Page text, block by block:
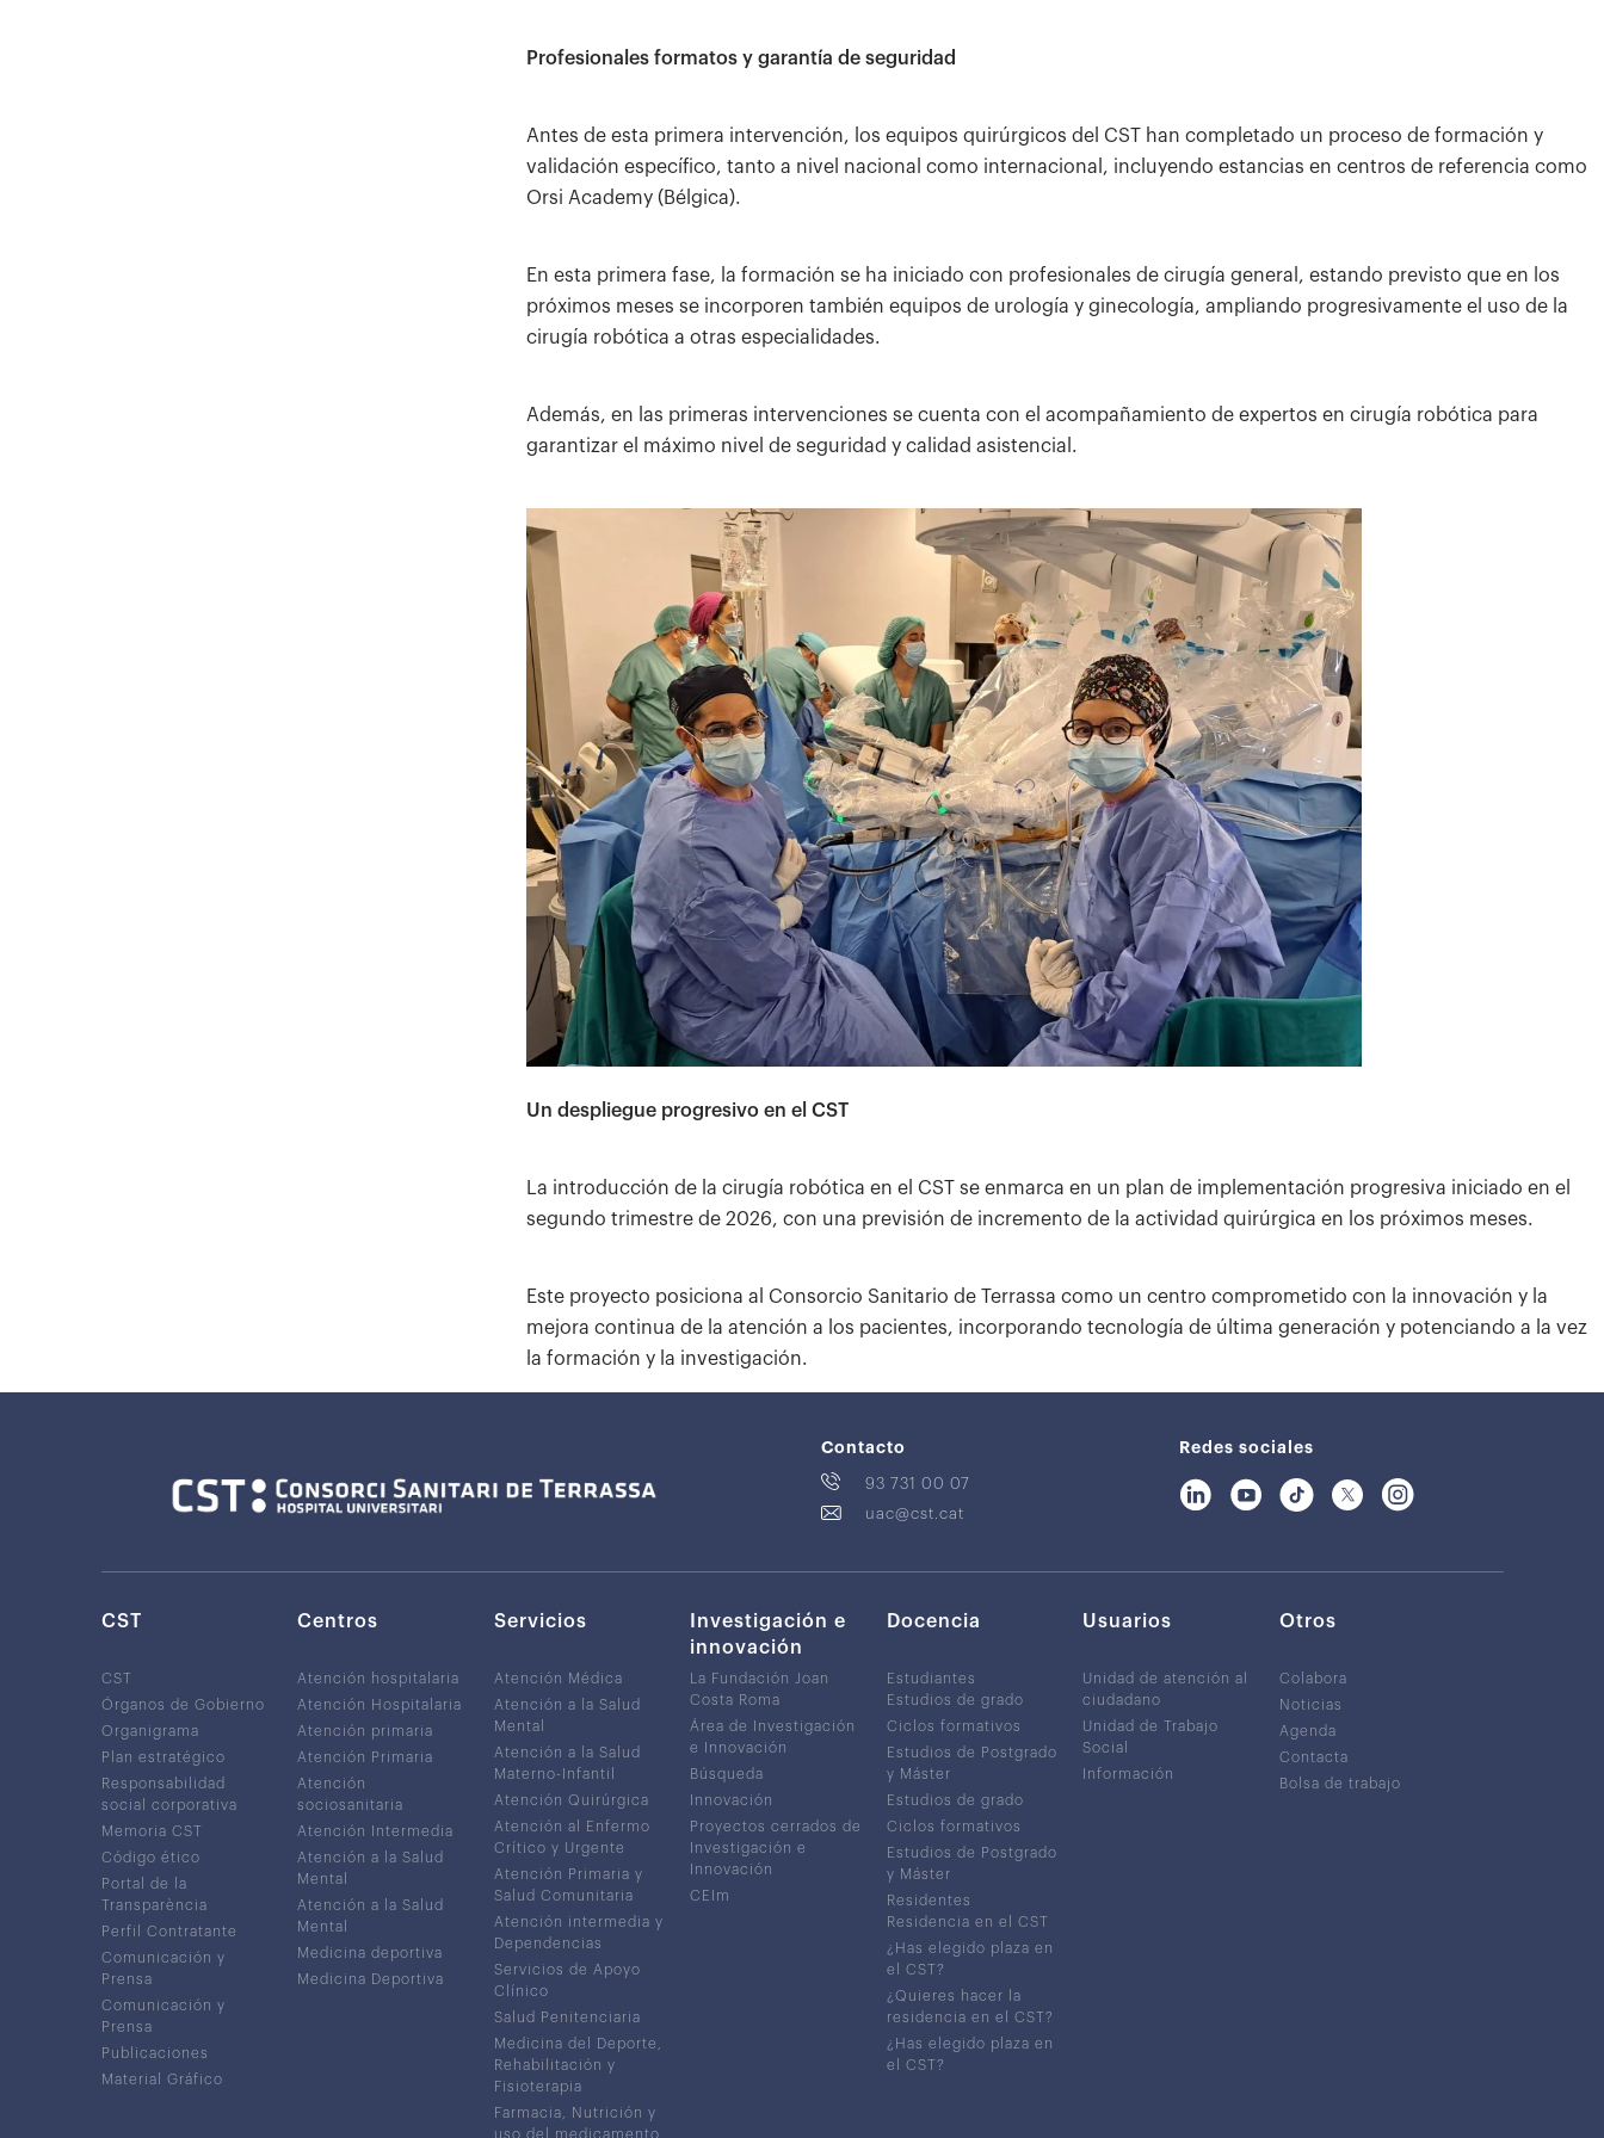
Profesionales formatos y garantía de seguridad
Antes de esta primera intervención, los equipos quirúrgicos del CST han completado un proceso de formación y
validación específico, tanto a nivel nacional como internacional, incluyendo estancias en centros de referencia como
Orsi Academy (Bélgica).
En esta primera fase, la formación se ha iniciado con profesionales de cirugía general, estando previsto que en los
próximos meses se incorporen también equipos de urología y ginecología, ampliando progresivamente el uso de la
cirugía robótica a otras especialidades.
Además, en las primeras intervenciones se cuenta con el acompañamiento de expertos en cirugía robótica para
garantizar el máximo nivel de seguridad y calidad asistencial.
Un despliegue progresivo en el CST
La introducción de la cirugía robótica en el CST se enmarca en un plan de implementación progresiva iniciado en el
segundo trimestre de 2026, con una previsión de incremento de la actividad quirúrgica en los próximos meses.
Este proyecto posiciona al Consorcio Sanitario de Terrassa como un centro comprometido con la innovación y la
mejora continua de la atención a los pacientes, incorporando tecnología de última generación y potenciando a la vez
la formación y la investigación.
Contacto
93 731 00 07
uac@cst.cat
Redes sociales
CST
CST
Órganos de Gobierno
Organigrama
Plan estratégico
Responsabilidad
social corporativa
Memoria CST
Código ético
Portal de la
Transparència
Perfil Contratante
Comunicación y
Prensa
Comunicación y
Prensa
Publicaciones
Material Gráfico
Centros
Atención hospitalaria
Atención Hospitalaria
Atención primaria
Atención Primaria
Atención
sociosanitaria
Atención Intermedia
Atención a la Salud
Mental
Atención a la Salud
Mental
Medicina deportiva
Medicina Deportiva
Servicios
Atención Médica
Atención a la Salud
Mental
Atención a la Salud
Materno-Infantil
Atención Quirúrgica
Atención al Enfermo
Crítico y Urgente
Atención Primaria y
Salud Comunitaria
Atención intermedia y
Dependencias
Servicios de Apoyo
Clínico
Salud Penitenciaria
Medicina del Deporte,
Rehabilitación y
Fisioterapia
Farmacia, Nutrición y
uso del medicamento
Investigación e
innovación
La Fundación Joan
Costa Roma
Área de Investigación
e Innovación
Búsqueda
Innovación
Proyectos cerrados de
Investigación e
Innovación
CEIm
Docencia
Estudiantes
Estudios de grado
Ciclos formativos
Estudios de Postgrado
y Máster
Estudios de grado
Ciclos formativos
Estudios de Postgrado
y Máster
Residentes
Residencia en el CST
¿Has elegido plaza en
el CST?
¿Quieres hacer la
residencia en el CST?
¿Has elegido plaza en
el CST?
Usuarios
Unidad de atención al
ciudadano
Unidad de Trabajo
Social
Información
Otros
Colabora
Noticias
Agenda
Contacta
Bolsa de trabajo